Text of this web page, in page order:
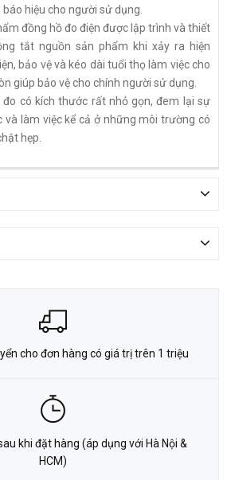
hiệu cho người sử dụng.
đồng hồ đo điện được lập trình và thiết
tắt nguồn sản phẩm khi xảy ra hiện
bảo vệ và kéo dài tuổi thọ làm việc cho
giúp bảo vệ cho chính người sử dụng.
có kích thước rất nhỏ gọn, đem lại sự
làm việc kể cả ở những môi trường có
hẹp.
cho đơn hàng có giá trị trên 1 triệu
khi đặt hàng (áp dụng với Hà Nội &
HCM)